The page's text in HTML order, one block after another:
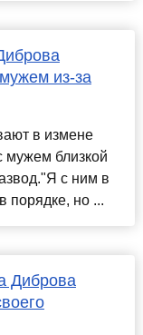
из-за
в измене
мужем близкой
с ним в
порядке, но ...
Диброва